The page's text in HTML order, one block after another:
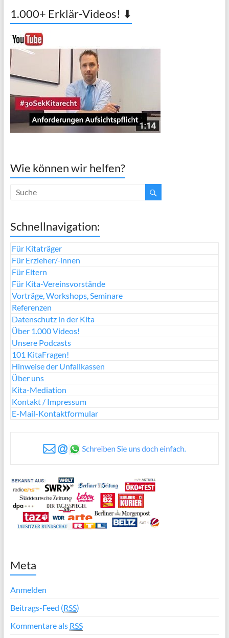
1.000+ Erklär-Videos! ⬇
Wie können wir helfen?
Schnellnavigation:
Für Kitaträger
Für Erzieher/-innen
Für Eltern
Für Kita-Vereinsvorstände
Vorträge, Workshops, Seminare
Referenzen
Datenschutz in der Kita
Über 1.000 Videos!
Unsere Podcasts
101 KitaFragen!
Hinweise der Unfallkassen
Über uns
Kita-Mediation
Kontakt / Impressum
E-Mail-Kontaktformular
Meta
Anmelden
Beitrags-Feed (RSS)
Kommentare als RSS